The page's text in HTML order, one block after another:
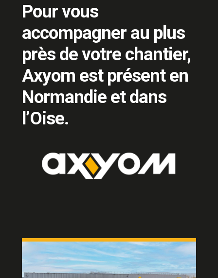
Pour vous
accompagner au plus
près de votre chantier,
Axyom est présent en
Normandie et dans
l’Oise.